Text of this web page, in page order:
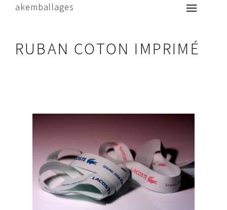
akemballages
RUBAN COTON IMPRIMÉ